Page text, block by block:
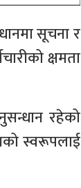
सूचना र
क्षमता
रहेको
स्वरूपलाई